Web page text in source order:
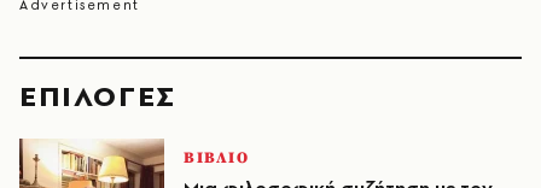
EΠΙΛΟΓΈΣ
ΒΙΒΛΙΟ